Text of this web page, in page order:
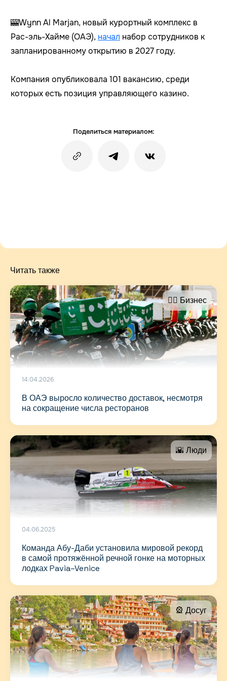
🎰Wynn Al Marjan, новый курортный комплекс в
Рас-эль-Хайме (ОАЭ), начал набор сотрудников к
запланированному открытию в 2027 году.
Компания опубликовала 101 вакансию, среди
которых есть позиция управляющего казино.
Поделиться материалом:
Читать также
🤵‍♂️ Бизнес
14.04.2026
В ОАЭ выросло количество доставок, несмотря
на сокращение числа ресторанов
🌇 Люди
04.06.2025
Команда Абу-Даби установила мировой рекорд
в самой протяжённой речной гонке на моторных
лодках Pavia–Venice
🎡 Досуг